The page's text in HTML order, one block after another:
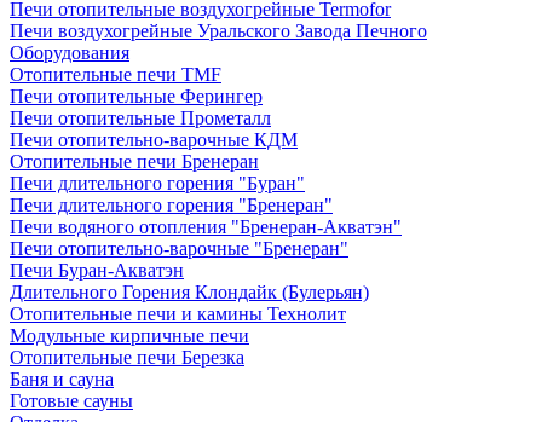
Печи отопительные воздухогрейные Termofor
Печи воздухогрейные Уральского Завода Печного
Оборудования
Отопительные печи TMF
Печи отопительные Ферингер
Печи отопительные Прометалл
Печи отопительно-варочные КДМ
Отопительные печи Бренеран
Печи длительного горения "Буран"
Печи длительного горения "Бренеран"
Печи водяного отопления "Бренеран-Акватэн"
Печи отопительно-варочные "Бренеран"
Печи Буран-Акватэн
Длительного Горения Клондайк (Булерьян)
Отопительные печи и камины Технолит
Модульные кирпичные печи
Отопительные печи Березка
Баня и сауна
Готовые сауны